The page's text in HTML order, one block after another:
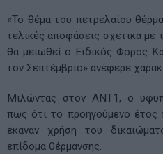
«Το θέμα του πετρελαίου
τελικές αποφάσεις σχετικά με
θα μειωθεί ο Ειδικός Φόρος
τον Σεπτέμβριο» ανέφερε
Μιλώντας στον ΑΝΤ1, ο
πως ότι το προηγούμενο έτος
έκαναν χρήση του
επίδομα θέρμανσης.